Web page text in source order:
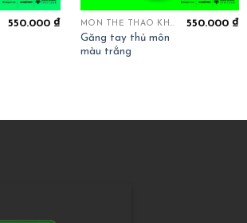
550.000₫ MÔN THỂ THAO KHÁC
Găng tay thủ môn
màu trắng
550.000₫